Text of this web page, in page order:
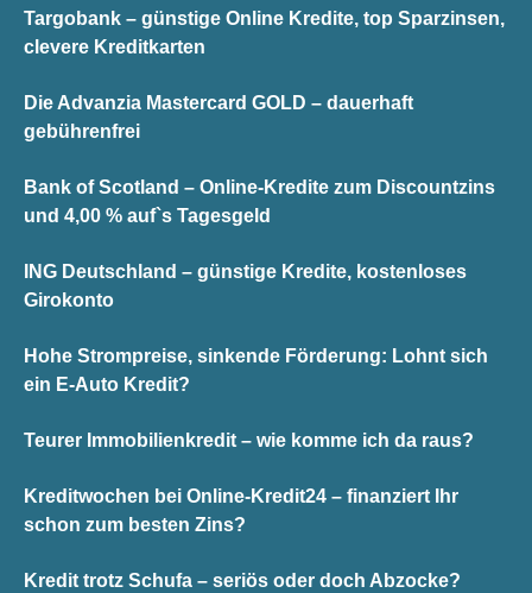
Targobank – günstige Online Kredite, top Sparzinsen,
clevere Kreditkarten
Die Advanzia Mastercard GOLD – dauerhaft
gebührenfrei
Bank of Scotland – Online-Kredite zum Discountzins
und 4,00 % auf`s Tagesgeld
ING Deutschland – günstige Kredite, kostenloses
Girokonto
Hohe Strompreise, sinkende Förderung: Lohnt sich
ein E-Auto Kredit?
Teurer Immobilienkredit – wie komme ich da raus?
Kreditwochen bei Online-Kredit24 – finanziert Ihr
schon zum besten Zins?
Kredit trotz Schufa – seriös oder doch Abzocke?